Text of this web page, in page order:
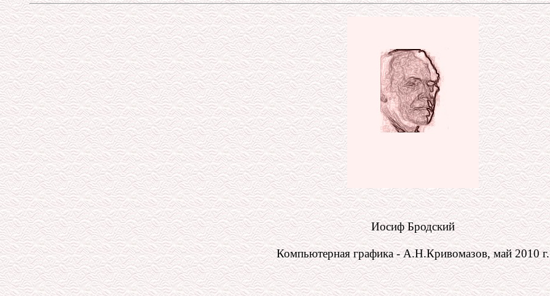
Иосиф Бродский
Компьютерная графика - А.Н.Кривомазов, май 2010 г.